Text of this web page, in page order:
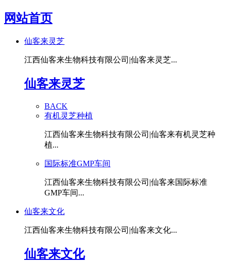
网站首页
仙客来灵芝
江西仙客来生物科技有限公司|仙客来灵芝...
仙客来灵芝
BACK
有机灵芝种植
江西仙客来生物科技有限公司|仙客来有机灵芝种
植...
国际标准GMP车间
江西仙客来生物科技有限公司|仙客来国际标准
GMP车间...
仙客来文化
江西仙客来生物科技有限公司|仙客来文化...
仙客来文化